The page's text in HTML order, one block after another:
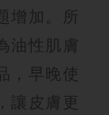
增加。所
油性肌膚
，早晚使
讓皮膚更